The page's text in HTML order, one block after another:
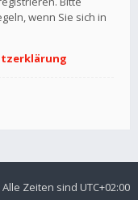
wenn Sie sich in
Alle Zeiten sind UTC+02:00